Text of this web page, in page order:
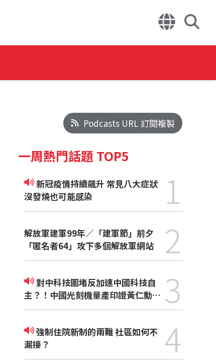
Podcasts URL 訂閱複製
一周熱門話題 TOP5
新冠疫情持續飆升 常見八大症狀
沒發燒也可能感染
1
解放軍建軍99年／「建軍節」前夕
「匿名者64」攻下多個解放軍網站
2
對中科技圍堵反加速中國科技自
主？！中國光刻機量產印證黃仁勳觀
點
3
強制住院新制的兩難 社區如何不
漏接？
4